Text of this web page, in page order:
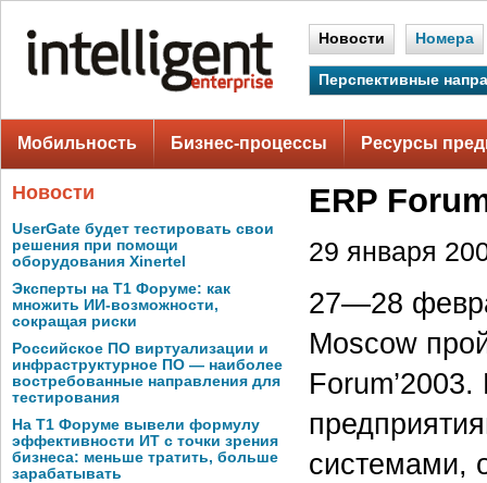
Новости Номера
Перспективные
Мобильность Бизнес-процессы Ресурсы
Новости
UserGate будет тестировать свои
решения при помощи
оборудования Xinertel
Эксперты на Т1 Форуме: как
множить ИИ-возможности,
сокращая риски
Российское ПО виртуализации и
инфраструктурное ПО — наиболее
востребованные направления для
тестирования
На Т1 Форуме вывели формулу
эффективности ИТ с точки зрения
бизнеса: меньше тратить, больше
зарабатывать
ERP
29 января
27—28
Moscow
системами,